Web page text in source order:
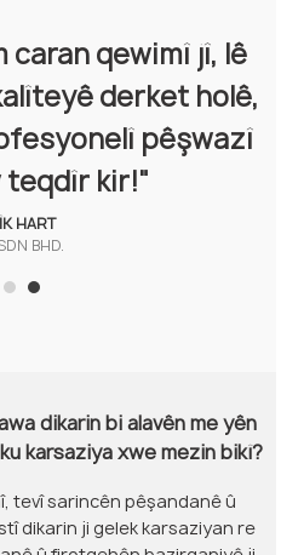
çerxa jiyana
dibe, ne tenê
MURRY
caran qewimî jî, lê
derket holê,
pêşwazî
teqdîr kir!"
HART
BHD.
karsaziya xwe mezin bikî?
tevî sarincên pêşandanê û
û firotgehên bazirganiyê ji
vexwarinên enerjiyê, ava